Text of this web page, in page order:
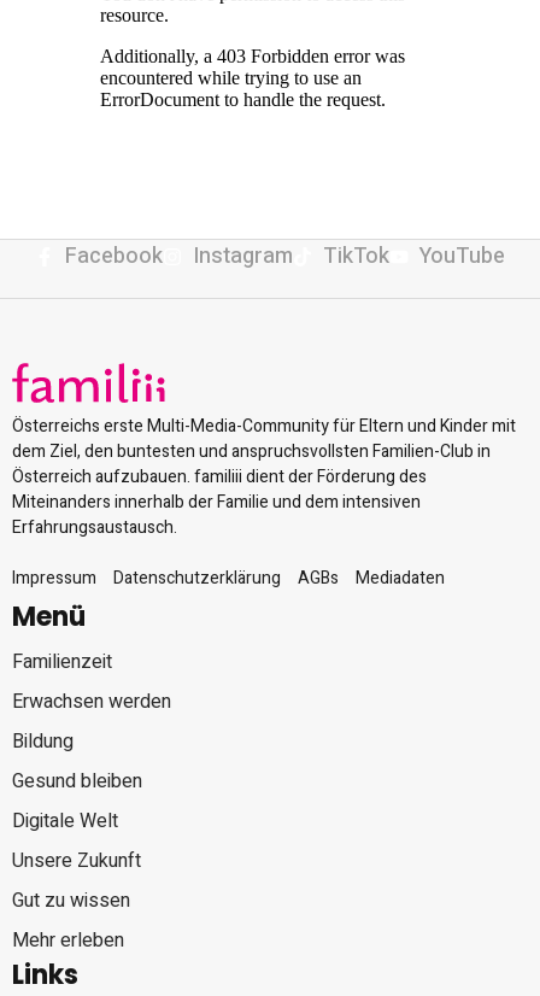
Facebook Instagram TikTok YouTube
Österreichs erste Multi-Media-Community für Eltern und Kinder mit
dem Ziel, den buntesten und anspruchsvollsten Familien-Club in
Österreich aufzubauen. familiii dient der Förderung des
Miteinanders innerhalb der Familie und dem intensiven
Erfahrungsaustausch.
Impressum
Datenschutzerklärung AGBs Mediadaten
Menü
Familienzeit
Erwachsen werden
Bildung
Gesund bleiben
Digitale Welt
Unsere Zukunft
Gut zu wissen
Mehr erleben
Links